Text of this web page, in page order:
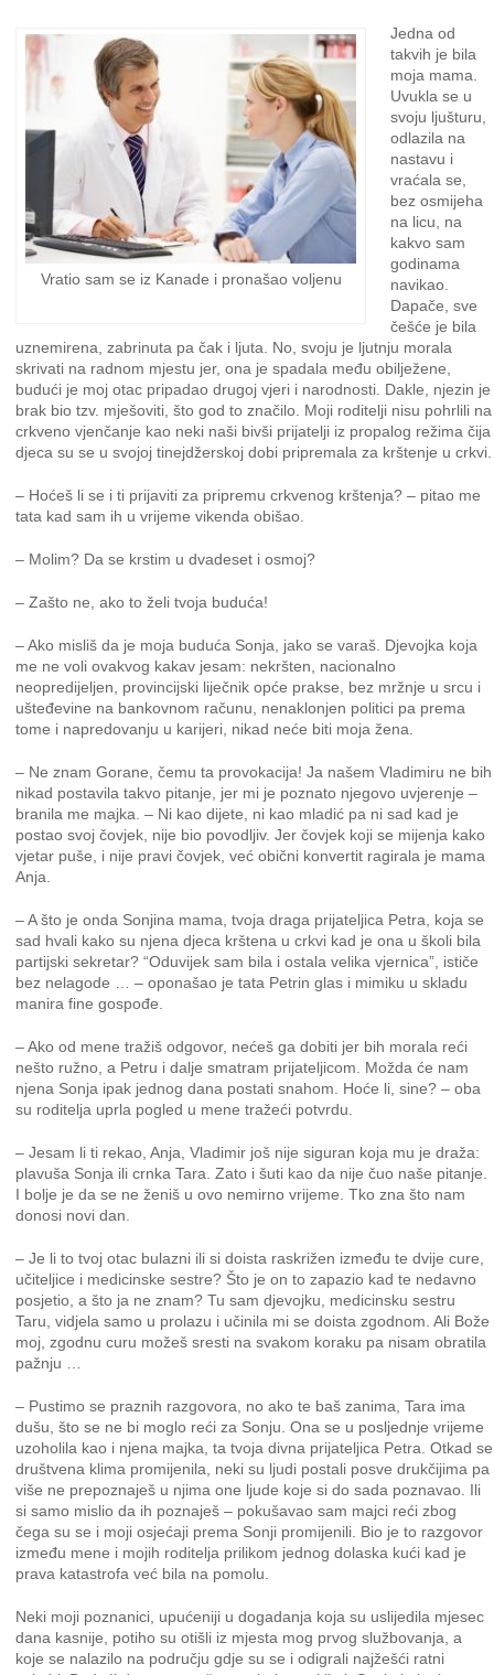
Vratio sam se iz Kanade i pronašao voljenu
Jedna od
takvih je bila
moja mama.
Uvukla se u
svoju ljušturu,
odlazila na
nastavu i
vraćala se,
bez osmijeha
na licu, na
kakvo sam
godinama
navikao.
Dapače, sve
češće je bila
uznemirena, zabrinuta pa čak i ljuta. No, svoju je ljutnju morala
skrivati na radnom mjestu jer, ona je spadala među obilježene,
budući je moj otac pripadao drugoj vjeri i narodnosti. Dakle, njezin je
brak bio tzv. mješoviti, što god to značilo. Moji roditelji nisu pohrlili na
crkveno vjenčanje kao neki naši bivši prijatelji iz propalog režima čija
djeca su se u svojoj tinejdžerskoj dobi pripremala za krštenje u crkvi.
– Hoćeš li se i ti prijaviti za pripremu crkvenog krštenja? – pitao me
tata kad sam ih u vrijeme vikenda obišao.
– Molim? Da se krstim u dvadeset i osmoj?
– Zašto ne, ako to želi tvoja buduća!
– Ako misliš da je moja buduća Sonja, jako se varaš. Djevojka koja
me ne voli ovakvog kakav jesam: nekršten, nacionalno
neopredijeljen, provincijski liječnik opće prakse, bez mržnje u srcu i
ušteđevine na bankovnom računu, nenaklonjen politici pa prema
tome i napredovanju u karijeri, nikad neće biti moja žena.
– Ne znam Gorane, čemu ta provokacija! Ja našem Vladimiru ne bih
nikad postavila takvo pitanje, jer mi je poznato njegovo uvjerenje –
branila me majka. – Ni kao dijete, ni kao mladić pa ni sad kad je
postao svoj čovjek, nije bio povodljiv. Jer čovjek koji se mijenja kako
vjetar puše, i nije pravi čovjek, već obični konvertit ragirala je mama
Anja.
– A što je onda Sonjina mama, tvoja draga prijateljica Petra, koja se
sad hvali kako su njena djeca krštena u crkvi kad je ona u školi bila
partijski sekretar? “Oduvijek sam bila i ostala velika vjernica”, ističe
bez nelagode … – oponašao je tata Petrin glas i mimiku u skladu
manira fine gospođe.
– Ako od mene tražiš odgovor, nećeš ga dobiti jer bih morala reći
nešto ružno, a Petru i dalje smatram prijateljicom. Možda će nam
njena Sonja ipak jednog dana postati snahom. Hoće li, sine? – oba
su roditelja uprla pogled u mene tražeći potvrdu.
– Jesam li ti rekao, Anja, Vladimir još nije siguran koja mu je draža:
plavuša Sonja ili crnka Tara. Zato i šuti kao da nije čuo naše pitanje.
I bolje je da se ne ženiš u ovo nemirno vrijeme. Tko zna što nam
donosi novi dan.
– Je li to tvoj otac bulazni ili si doista raskrižen između te dvije cure,
učiteljice i medicinske sestre? Što je on to zapazio kad te nedavno
posjetio, a što ja ne znam? Tu sam djevojku, medicinsku sestru
Taru, vidjela samo u prolazu i učinila mi se doista zgodnom. Ali Bože
moj, zgodnu curu možeš sresti na svakom koraku pa nisam obratila
pažnju …
– Pustimo se praznih razgovora, no ako te baš zanima, Tara ima
dušu, što se ne bi moglo reći za Sonju. Ona se u posljednje vrijeme
uzoholila kao i njena majka, ta tvoja divna prijateljica Petra. Otkad se
društvena klima promijenila, neki su ljudi postali posve drukčijima pa
više ne prepoznaješ u njima one ljude koje si do sada poznavao. Ili
si samo mislio da ih poznaješ – pokušavao sam majci reći zbog
čega su se i moji osjećaji prema Sonji promijenili. Bio je to razgovor
između mene i mojih roditelja prilikom jednog dolaska kući kad je
prava katastrofa već bila na pomolu.
Neki moji poznanici, upućeniji u dogadanja koja su uslijedila mjesec
dana kasnije, potiho su otišli iz mjesta mog prvog službovanja, a
koje se nalazilo na području gdje su se i odigrali najžešći ratni